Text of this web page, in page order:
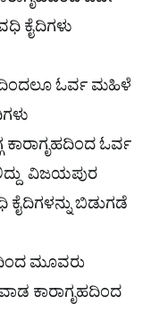
ಕೈದಿಗಳು
ಓರ್ವ ಮಹಿಳೆ
ಓರ್ವ
ವಿಜಯಪುರ
ಬಿಡುಗಡೆ
ಮೂವರು
ಕಾರಾಗೃಹದಿಂದ